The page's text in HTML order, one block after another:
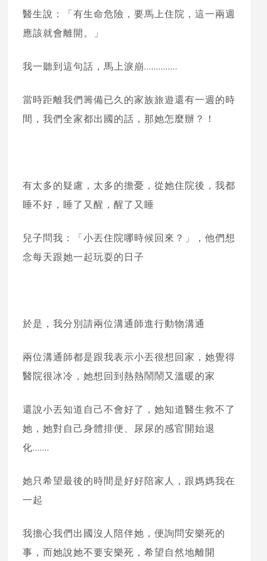
醫生說：「有生命危險，要馬上住院，這一兩週
應該就會離開。」
我一聽到這句話，馬上淚崩…………..
當時距離我們籌備已久的家族旅遊還有一週的時
間，我們全家都出國的話，那她怎麼辦？！
有太多的疑慮，太多的擔憂，從她住院後，我都
睡不好，睡了又醒，醒了又睡
兒子問我：「小丟住院哪時候回來？」，他們想
念每天跟她一起玩耍的日子
於是，我分別請兩位溝通師進行動物溝通
兩位溝通師都是跟我表示小丟很想回家，她覺得
醫院很冰冷，她想回到熱熱鬧鬧又溫暖的家
還說小丟知道自己不會好了，她知道醫生救不了
她，她對自己身體排便、尿尿的感官開始退
化…….
她只希望最後的時間是好好陪家人，跟媽媽我在
一起
我擔心我們出國沒人陪伴她，便詢問安樂死的
事，而她說她不要安樂死，希望自然地離開